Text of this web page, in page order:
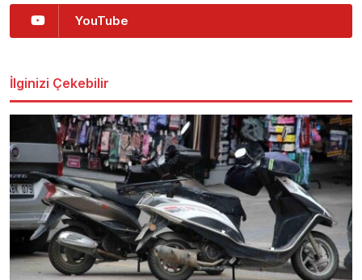
YouTube
İlginizi Çekebilir